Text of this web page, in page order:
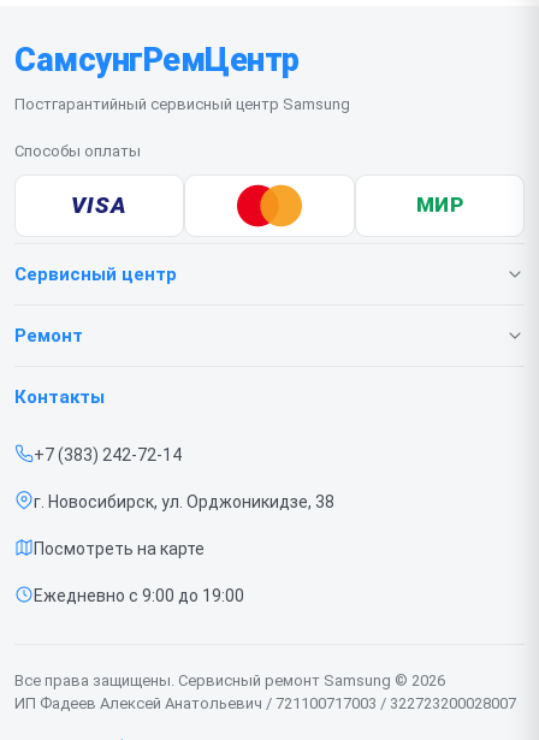
СамсунгРемЦентр
Постгарантийный сервисный центр Samsung
Способы оплаты
VISA МИР
Сервисный центр
О нашем сервисе
Срочный ремонт
Доставка и способы оплаты
Диагностика
Контакты
Ремонт
Телефонов
Принтеров
Контакты
+7 (383) 242-72-14
г. Новосибирск, ул. Орджоникидзе, 38
Посмотреть на карте
Ежедневно с 9:00 до 19:00
Все права защищены. Сервисный ремонт Samsung © 2026
ИП Фадеев Алексей Анатольевич / 721100717003 / 322723200028007